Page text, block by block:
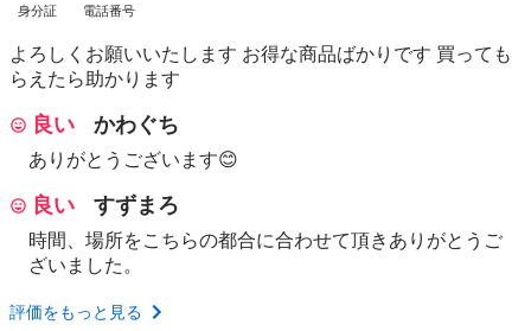
身分証 電話番号
よろしくお願いいたします お得な商品ばかりです 買っても
らえたら助かります
良い かわぐち
ありがとうございます😊
良い すずまろ
時間、場所をこちらの都合に合わせて頂きありがとうご
ざいました。
評価をもっと見る